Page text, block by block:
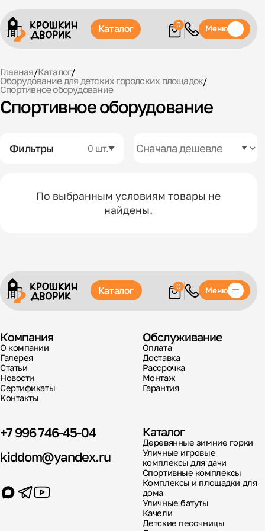
Каталог 0 Меню
Главная/Каталог/
Оборудование для детских городских площадок/
Спортивное оборудование
Спортивное оборудование
Фильтры 0 шт.
По выбранным условиям товары не
найдены.
Каталог 0 Меню
+7 996 746-45-04
kiddom@yandex.ru
Компания
О компании
Галерея
Статьи
Новости
Сертификаты
Контакты
Обслуживание
Оплата
Доставка
Рассрочка
Монтаж
Гарантия
Каталог
Деревянные зимние горки
Уличные игровые
комплексы для дачи
Спортивные комплексы
Комплексы и площадки для
дома
Уличные батуты
Качели
Детские песочницы